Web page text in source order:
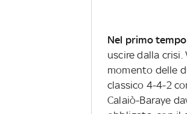
Nel primo
uscire dalla crisi.
momento delle
classico 4-4-2
Calaiò-Baraye